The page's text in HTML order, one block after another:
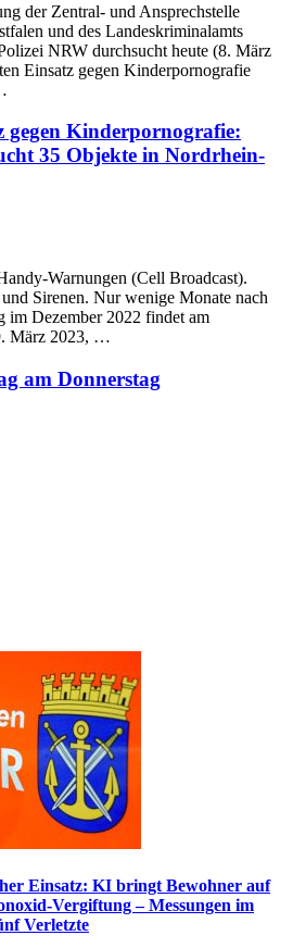
der Zentral- und Ansprechstelle
und des Landeskriminalamts
NRW durchsucht heute (8. März
Einsatz gegen Kinderpornografie
gegen Kinderpornografie:
35 Objekte in Nordrhein-
Warnungen (Cell Broadcast).
Sirenen. Nur wenige Monate nach
im Dezember 2022 findet am
März 2023, …
am Donnerstag
Einsatz: KI bringt Bewohner auf
Vergiftung – Messungen im
Verletzte